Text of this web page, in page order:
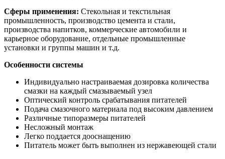
Сферы применения: Стекольная и текстильная
промышленность, производство цемента и стали,
производства напитков, коммерческие автомобили и
карьерное оборудование, отдельные промышленные
установки и группы машин и т.д.
Особенности системы
Индивидуально настраиваемая дозировка количества
смазки на каждый смазываемый узел
Оптический контроль срабатывания питателей
Подача смазочного материала под высоким давлением
Различные типоразмеры питателей
Несложный монтаж
Легко поддается дооснащению
Питатель может быть выполнен из нержавеющей стали